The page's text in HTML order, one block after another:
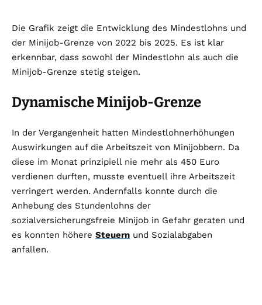
Die Grafik zeigt die Entwicklung des Mindestlohns und
der Minijob-Grenze von 2022 bis 2025. Es ist klar
erkennbar, dass sowohl der Mindestlohn als auch die
Minijob-Grenze stetig steigen.
Dynamische Minijob-Grenze
In der Vergangenheit hatten Mindestlohnerhöhungen
Auswirkungen auf die Arbeitszeit von Minijobbern. Da
diese im Monat prinzipiell nie mehr als 450 Euro
verdienen durften, musste eventuell ihre Arbeitszeit
verringert werden. Andernfalls konnte durch die
Anhebung des Stundenlohns der
sozialversicherungsfreie Minijob in Gefahr geraten und
es konnten höhere Steuern und Sozialabgaben
anfallen.